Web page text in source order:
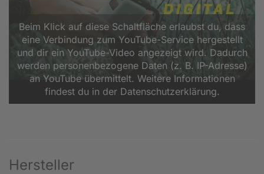
Beim Klick auf diese Schaltfläche erlaubst du, dass
eine Verbindung zum YouTube-Service hergestellt
und dir ein YouTube-Video angezeigt wird. Dadurch
werden personenbezogene Daten (z. B. IP-Adresse)
an YouTube übermittelt. Weitere Informationen
findest du in der Datenschutzerklärung.
Hersteller